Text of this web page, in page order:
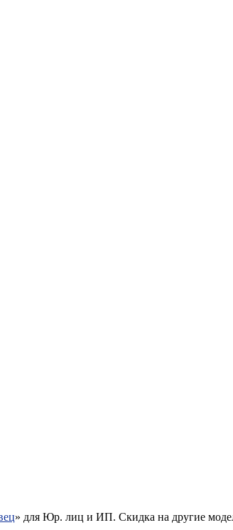
» для Юр. лиц и ИП. Скидка на другие